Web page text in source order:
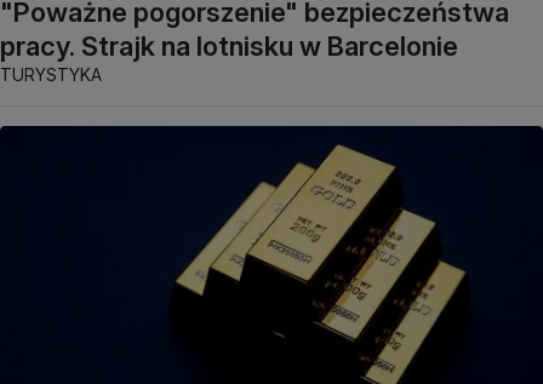
"Poważne pogorszenie" bezpieczeństwa
pracy. Strajk na lotnisku w Barcelonie
TURYSTYKA